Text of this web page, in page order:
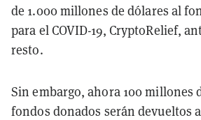
de 1.000 millones de dólares al
para el COVID-19, CryptoRelief,
resto.
Sin embargo, ahora 100 millones
fondos donados serán devueltos